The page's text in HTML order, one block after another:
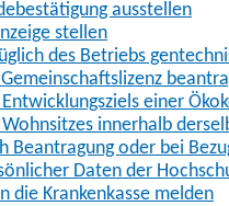
ausstellen
stellen
des Betriebs
Entwicklungsziels einer
innerhalb
Beantragung oder bei
Daten der
die Krankenkasse melden